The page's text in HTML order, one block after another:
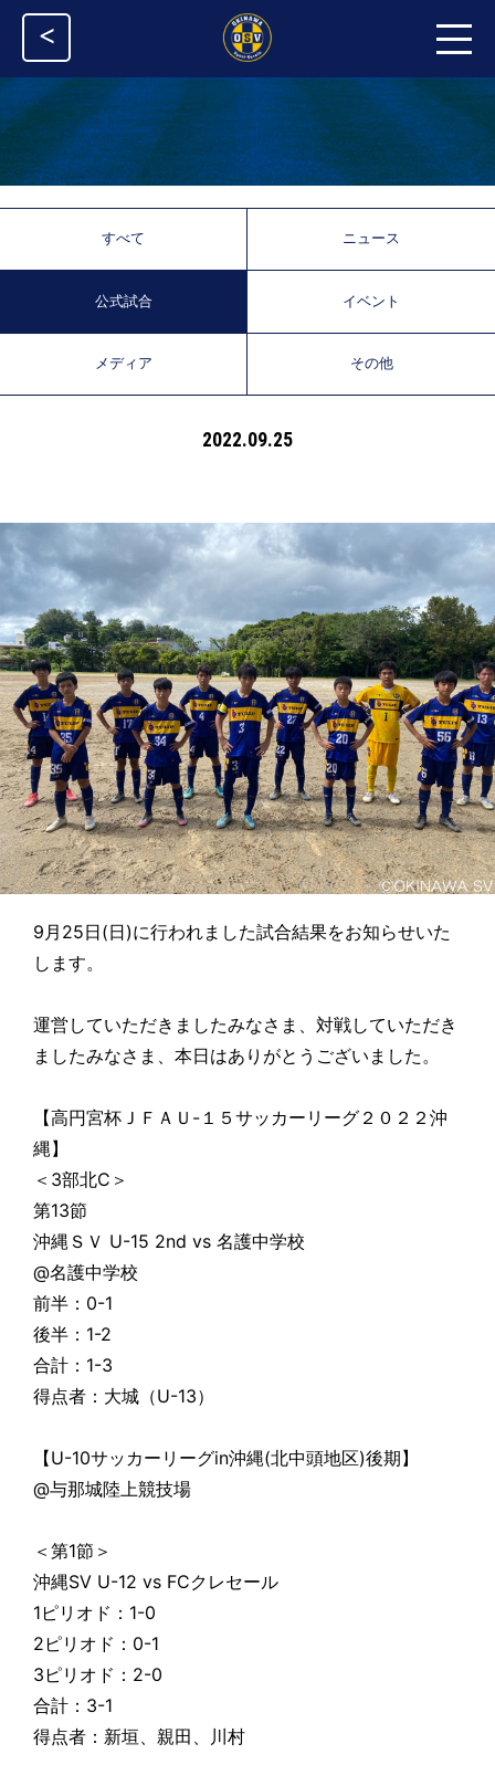
<
すべて ニュース
公式試合 イベント
メディア その他
2022.09.25
9月25日(日)に行われました試合結果をお知らせいた
します。
運営していただきましたみなさま、対戦していただき
ましたみなさま、本日はありがとうございました。
【高円宮杯ＪＦＡＵ-１５サッカーリーグ２０２２沖
縄】
＜3部北C＞
第13節
沖縄ＳＶ U-15 2nd vs 名護中学校
@名護中学校
前半：0-1
後半：1-2
合計：1-3
得点者：大城（U-13）
【U-10サッカーリーグin沖縄(北中頭地区)後期】
@与那城陸上競技場
＜第1節＞
沖縄SV U-12 vs FCクレセール
1ピリオド：1-0
2ピリオド：0-1
3ピリオド：2-0
合計：3-1
得点者：新垣、親田、川村